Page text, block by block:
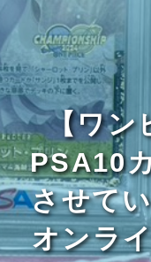
【ワン
PSA10
させて
オンラ